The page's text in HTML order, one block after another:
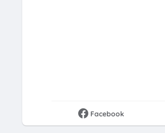
Facebook